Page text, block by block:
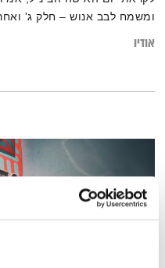
ומשמח לבב אנוש – חלק ג'
אודיו